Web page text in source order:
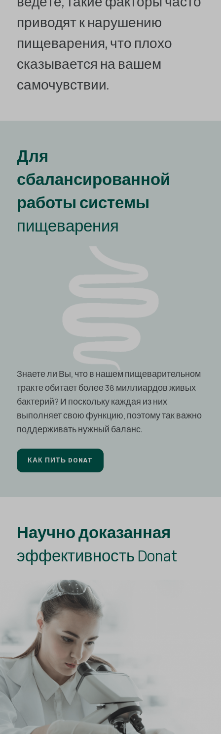
приводят к нарушению
пищеварения, что плохо
сказывается на вашем
самочувствии.
Знаете ли Вы, что в нашем пищеварительном
тракте обитает более 38 миллиардов живых
бактерий? И поскольку каждая из них
выполняет свою функцию, поэтому так важно
поддерживать нужный баланс.
КАК ПИТЬ DONAT
Для
сбалансированной
работы системы
пищеварения
Научно доказанная
эффективность Donat